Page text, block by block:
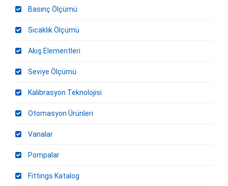
Basınç Ölçümü
Sıcaklık Ölçümü
Akış Elementleri
Seviye Ölçümü
Kalibrasyon Teknolojisi
Otomasyon Ürünleri
Vanalar
Pompalar
Fittings Katalog